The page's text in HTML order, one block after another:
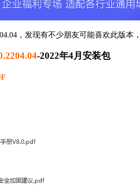
，发现有不少朋友可能喜欢此版本
-2022年4月安装包